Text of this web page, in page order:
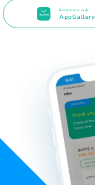
Beschikbaar in de
AppGallery